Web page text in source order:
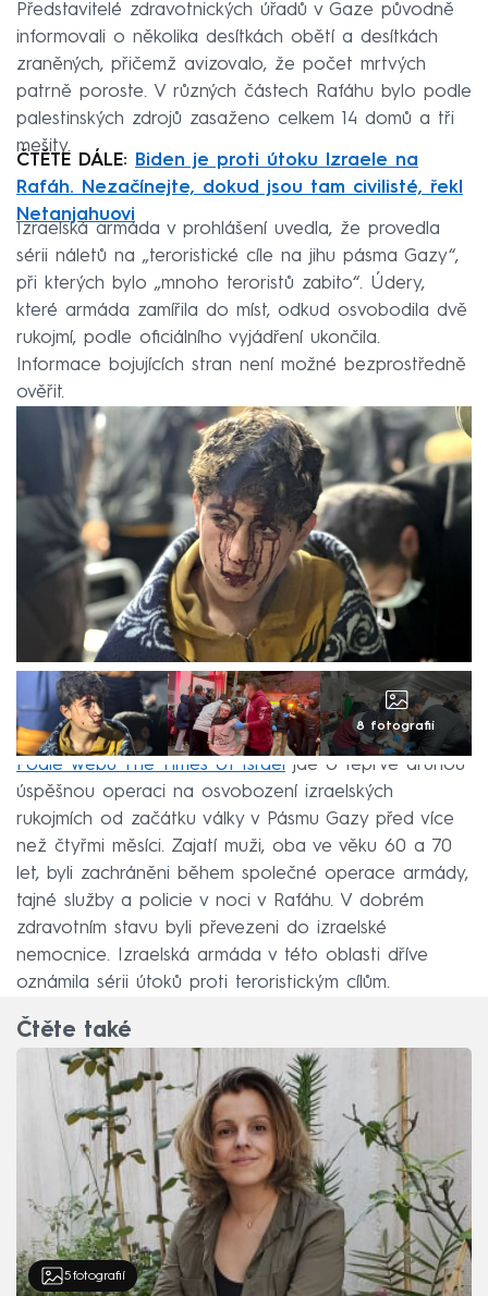
Představitelé zdravotnických úřadů v Gaze původně
informovali o několika desítkách obětí a desítkách
zraněných, přičemž avizovalo, že počet mrtvých
patrně poroste. V různých částech Rafáhu bylo podle
palestinských zdrojů zasaženo celkem 14 domů a tři
mešity.
ČTĚTE DÁLE:
Biden je proti útoku Izraele na
Rafáh. Nezačínejte, dokud jsou tam civilisté, řekl
Netanjahuovi
Izraelská armáda v prohlášení uvedla, že provedla
sérii náletů na „teroristické cíle na jihu pásma Gazy“,
při kterých bylo „mnoho teroristů zabito“. Údery,
které armáda zamířila do míst, odkud osvobodila dvě
rukojmí, podle oficiálního vyjádření ukončila.
Informace bojujících stran není možné bezprostředně
ověřit.
8 fotografií
Podle webu The Times of Israel jde o teprve druhou
úspěšnou operaci na osvobození izraelských
rukojmích od začátku války v Pásmu Gazy před více
než čtyřmi měsíci. Zajatí muži, oba ve věku 60 a 70
let, byli zachráněni během společné operace armády,
tajné služby a policie v noci v Rafáhu. V dobrém
zdravotním stavu byli převezeni do izraelské
nemocnice. Izraelská armáda v této oblasti dříve
oznámila sérii útoků proti teroristickým cílům.
Čtěte také
5 fotografií